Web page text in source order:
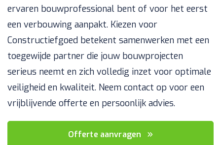
ervaren bouwprofessional bent of voor het eerst
een verbouwing aanpakt. Kiezen voor
Constructiefgoed betekent samenwerken met een
toegewijde partner die jouw bouwprojecten
serieus neemt en zich volledig inzet voor optimale
veiligheid en kwaliteit. Neem contact op voor een
vrijblijvende offerte en persoonlijk advies.
Offerte aanvragen